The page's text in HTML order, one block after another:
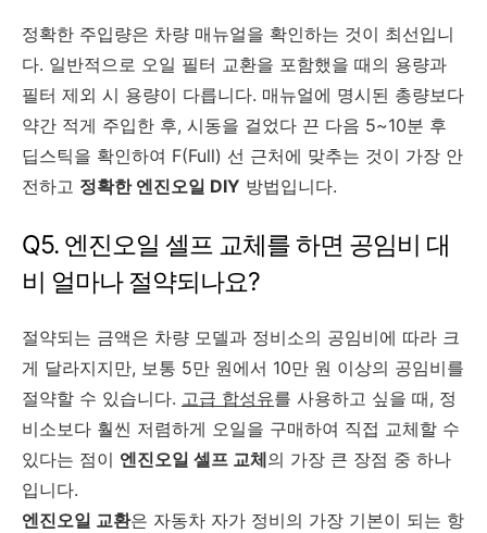
정확한 주입량은 차량 매뉴얼을 확인하는 것이 최선입니
다. 일반적으로 오일 필터 교환을 포함했을 때의 용량과
필터 제외 시 용량이 다릅니다. 매뉴얼에 명시된 총량보다
약간 적게 주입한 후, 시동을 걸었다 끈 다음 5~10분 후
딥스틱을 확인하여 F(Full) 선 근처에 맞추는 것이 가장 안
전하고 정확한 엔진오일 DIY 방법입니다.
Q5. 엔진오일 셀프 교체를 하면 공임비 대
비 얼마나 절약되나요?
절약되는 금액은 차량 모델과 정비소의 공임비에 따라 크
게 달라지지만, 보통 5만 원에서 10만 원 이상의 공임비를
절약할 수 있습니다. 고급 합성유를 사용하고 싶을 때, 정
비소보다 훨씬 저렴하게 오일을 구매하여 직접 교체할 수
있다는 점이 엔진오일 셀프 교체의 가장 큰 장점 중 하나
입니다.
엔진오일 교환은 자동차 자가 정비의 가장 기본이 되는 항